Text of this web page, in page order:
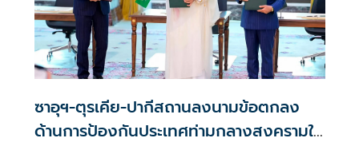
ซาอุฯ-ตุรเคีย-ปากีสถานลงนามข้อตกลง
ด้านการป้องกันประเทศท่ามกลางสงครามใน